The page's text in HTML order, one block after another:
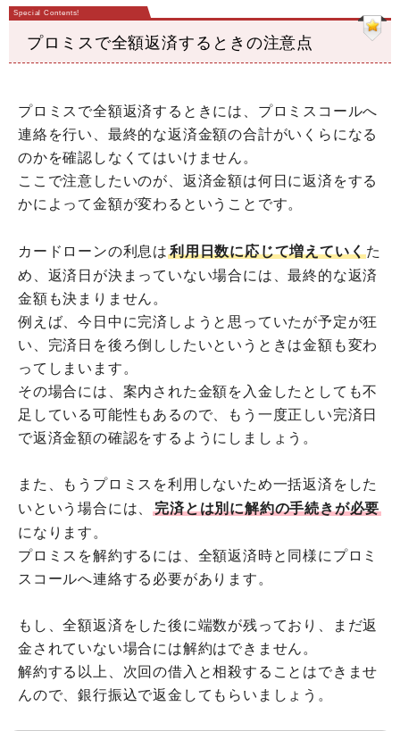
プロミスで全額返済するときの注意点
プロミスで全額返済するときには、プロミスコールへ
連絡を行い、最終的な返済金額の合計がいくらになる
のかを確認しなくてはいけません。
ここで注意したいのが、返済金額は何日に返済をする
かによって金額が変わるということです。
カードローンの利息は 利用日数に応じて増えていくた
め、返済日が決まっていない場合には、最終的な返済
金額も決まりません。
例えば、今日中に完済しようと思っていたが予定が狂
い、完済日を後ろ倒ししたいというときは金額も変わ
ってしまいます。
その場合には、案内された金額を入金したとしても不
足している可能性もあるので、もう一度正しい完済日
で返済金額の確認をするようにしましょう。
また、もうプロミスを利用しないため一括返済をした
いという場合には、完済とは別に解約の手続きが必要
になります。
プロミスを解約するには、全額返済時と同様にプロミ
スコールへ連絡する必要があります。
もし、全額返済をした後に端数が残っており、まだ返
金されていない場合には解約はできません。
解約する以上、次回の借入と相殺することはできませ
んので、銀行振込で返金してもらいましょう。